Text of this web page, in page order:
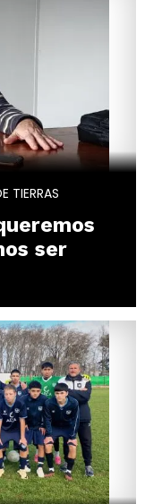
TIERRAS
ser